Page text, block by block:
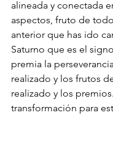
alineada y conectada
aspectos, fruto de
anterior que has ido
Saturno que es el
premia la
realizado y los frutos
realizado y los
transformación para